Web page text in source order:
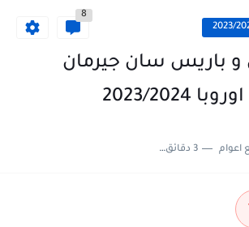
مباراة برشلونة و بيرمنغهام مباراة ودية 2026
مباراة سيلتيك و ميلان مباراة ودية 2026
8
و باريس سان جيرمان
2024
اعوام 3 دقائق للقراءة